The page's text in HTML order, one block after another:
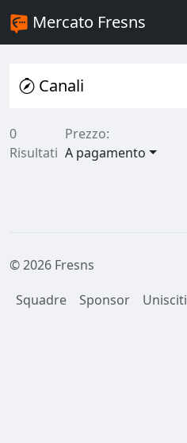
Mercato Fresns
Canali
0
Risultati
Prezzo:
A pagamento
© 2026 Fresns
Squadre
Sponsor Unisciti